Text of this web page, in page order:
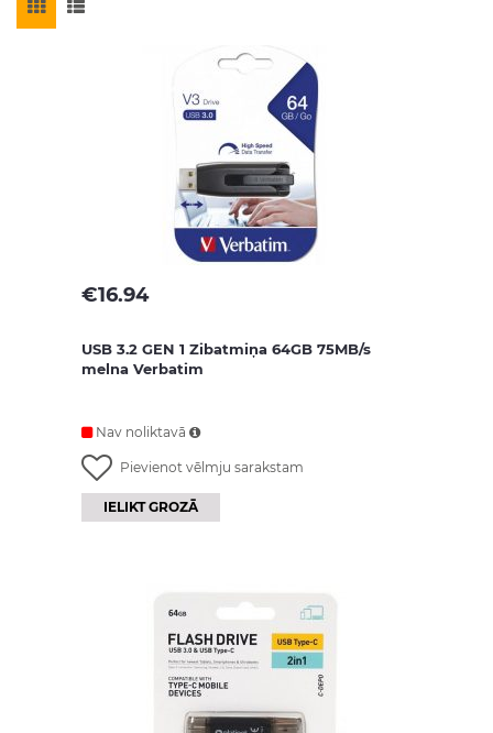
€16.94
USB 3.2 GEN 1 Zibatmiņa 64GB 75MB/s
melna Verbatim
Nav noliktavā
Pievienot vēlmju sarakstam
IELIKT GROZĀ